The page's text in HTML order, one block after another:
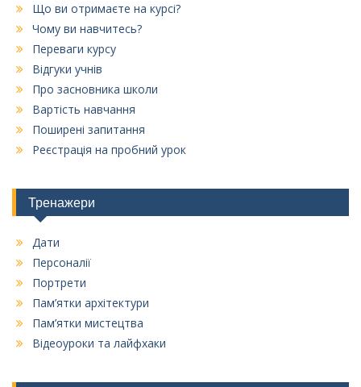
Що ви отримаєте на курсі?
Чому ви навчитесь?
Переваги курсу
Відгуки учнів
Про засновника школи
Вартість навчання
Поширені запитання
Реєстрація на пробний урок
Тренажери
Дати
Персоналії
Портрети
Пам’ятки архітектури
Пам’ятки мистецтва
Відеоуроки та лайфхаки